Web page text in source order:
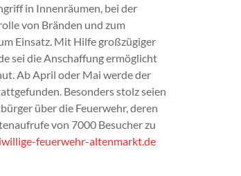
in Innenräumen, bei der
von Bränden und zum
Einsatz. Mit Hilfe großzügiger
sei die Anschaffung ermöglicht
Ab April oder Mai werde der
Besonders stolz seien
über die Feuerwehr, deren
von 7000 Besucher zu
feuerwehr-altenmarkt.de